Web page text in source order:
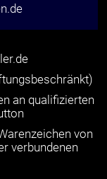
an qualifizierten
von
verbundenen